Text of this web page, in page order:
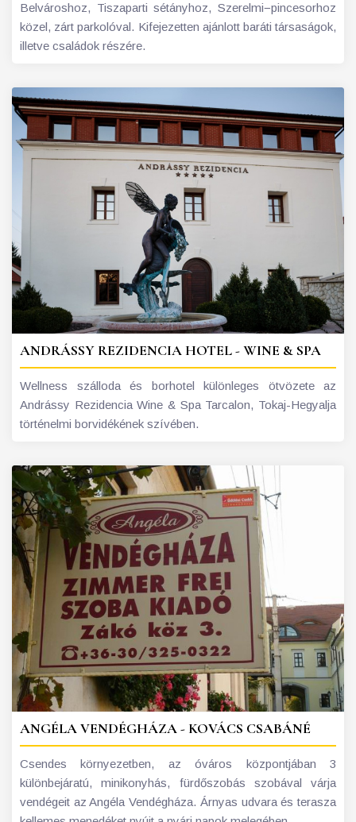
Belvároshoz, Tiszaparti sétányhoz, Szerelmi−pincesorhoz
közel, zárt parkolóval. Kifejezetten ajánlott baráti társaságok,
illetve családok részére.
ANDRÁSSY REZIDENCIA HOTEL - WINE & SPA
Wellness szálloda és borhotel különleges ötvözete az
Andrássy Rezidencia Wine & Spa Tarcalon, Tokaj-Hegyalja
történelmi borvidékének szívében.
ANGÉLA VENDÉGHÁZA - KOVÁCS CSABÁNÉ
Csendes környezetben, az óváros központjában 3
különbejáratú, minikonyhás, fürdőszobás szobával várja
vendégeit az Angéla Vendégháza. Árnyas udvara és terasza